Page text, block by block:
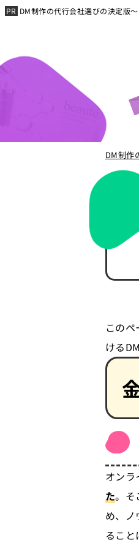
DM制作の代行会社選びの決定版
DM制作
この
ける
オン
た。そ
め、
ること